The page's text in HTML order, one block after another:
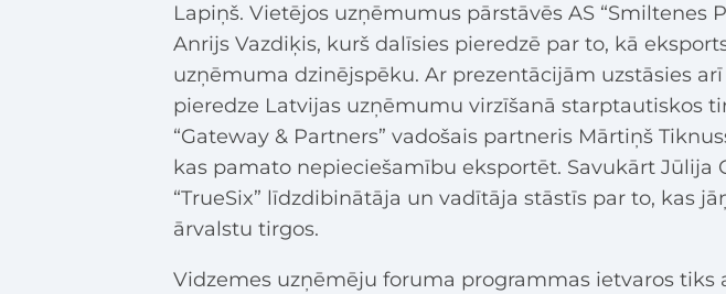
Lapiņš. Vietējos uzņēmumus pārstāvēs AS “Smiltenes
Anrijs Vazdiķis, kurš dalīsies pieredzē par to, kā
uzņēmuma dzinējspēku. Ar prezentācijām uzstāsies
pieredze Latvijas uzņēmumu virzīšanā starptautiskos
“Gateway & Partners” vadošais partneris Mārtiņš
kas pamato nepieciešamību eksportēt. Savukārt Jūlija
“TrueSix” līdzdibinātāja un vadītāja stāstīs par to, kas
ārvalstu tirgos.
Vidzemes uzņēmēju foruma programmas ietvaros tiks